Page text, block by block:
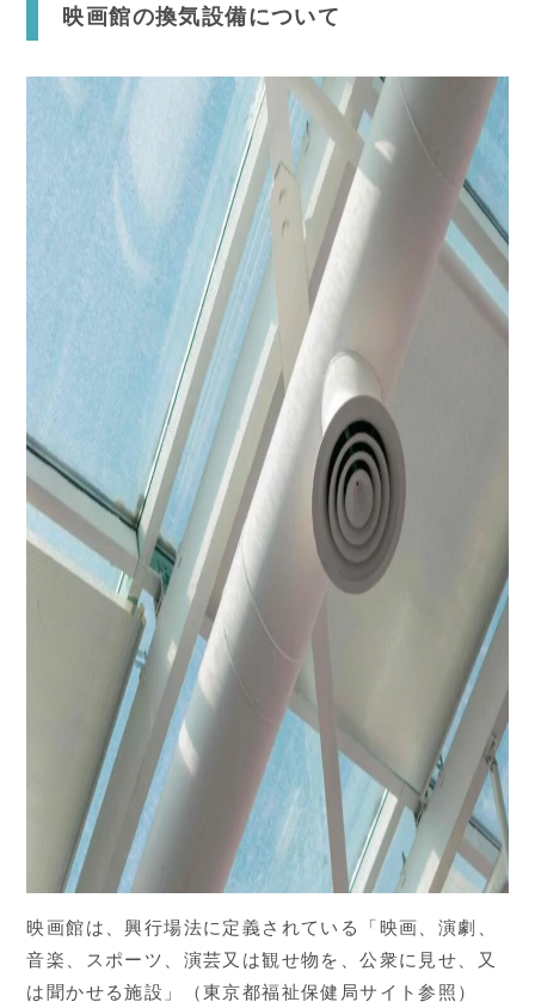
映画館の換気設備について
映画館は、興行場法に定義されている「映画、演劇、
音楽、スポーツ、演芸又は観せ物を、公衆に見せ、又
は聞かせる施設」（東京都福祉保健局サイト参照）